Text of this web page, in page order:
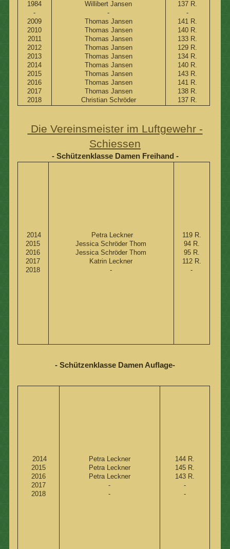
1984
-
2009
2010
2011
2012
2013
2014
2015
2016
2017
2018
Willibert Jansen
-
Thomas Jansen
Thomas Jansen
Thomas Jansen
Thomas Jansen
Thomas Jansen
Thomas Jansen
Thomas Jansen
Thomas Jansen
Thomas Jansen
Christian Schröder
137 R.
-
141 R.
140 R.
133 R.
129 R.
134 R.
140 R.
143 R.
141 R.
138 R.
137 R.
Die Vereinsmeister im Luftgewehr -
Schiessen
- Schützenklasse Damen Freihand -
2014
2015
2016
2017
2018
Petra Leckner
Jessica Schröder Thom
Jessica Schröder Thom
Katrin Leckner
-
119 R.
94 R.
95 R.
112 R.
-
- Schützenklasse Damen Auflage-
2014
2015
2016
2017
2018
Petra Leckner
Petra Leckner
Petra Leckner
-
-
144 R.
145 R.
143 R.
-
-